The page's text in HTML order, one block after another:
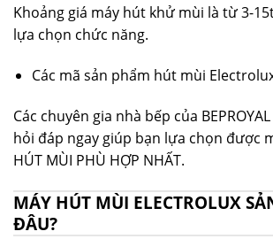
Khoảng giá máy hút khử mùi là từ 3-
lựa chọn chức năng.
Các mã sản phẩm hút mùi
Các chuyên gia nhà bếp của
hỏi đáp ngay giúp bạn lựa chọn được
HÚT MÙI PHÙ HỢP NHẤT.
MÁY HÚT MÙI ELECTROLUX
ĐÂU?